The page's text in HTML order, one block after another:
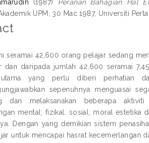
(1987) Peranan Bahagian Hal
UPM, 30 Mac 1987, Universiti
seramai 42,600 orang pelajar sedang
dan daripada jumlah 42,600 seramai
yang perlu diberi perhatian
sepenuhnya menguasai
dan melaksanakan beberapa
mental; fizikal, sosial, moral estetika
Dengan yang demikian sistem
untuk mencapai hasrat kecemerlangan